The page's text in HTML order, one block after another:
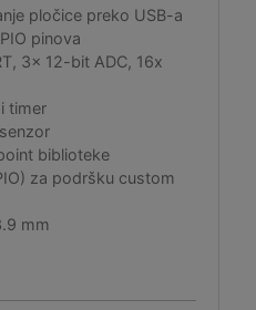
pločice preko USB-a
pinova
3x 12-bit ADC, 16x
timer
biblioteke
za podršku custom
mm